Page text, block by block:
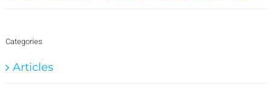
Categories
Articles